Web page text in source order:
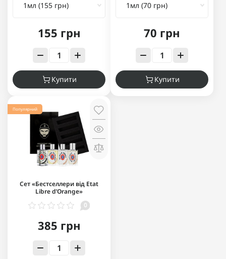
155 грн
Купити
70 грн
Купити
Популярний
Сет «Бестселлери від Etat
Libre d’Orange»
0
385 грн